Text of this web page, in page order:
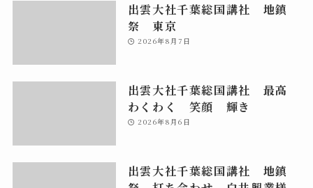
出雲大社千葉総国講社 地鎮
祭 東京
2026年8月7日
出雲大社千葉総国講社 最高
わくわく 笑顔 輝き
2026年8月6日
出雲大社千葉総国講社 地鎮